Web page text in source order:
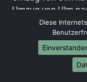
Umzug von Ulm
Umzug von Ulm
Umzug von Ulm
Umzug von Ulm
Umzug von Ulm
Umzug von Ulm
Diese